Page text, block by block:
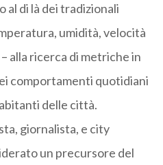
di là dei tradizionali
umidità, velocità
alla ricerca di metriche in
comportamenti quotidiani
delle città.
giornalista, e city
un precursore del